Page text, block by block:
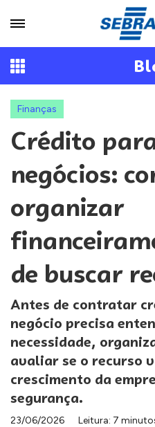
Finanças
Crédito
negócios:
organizar
de buscar
Antes de contratar
negócio precisa
necessidade,
avaliar se o recurso
crescimento da
segurança.
23/06/2026 Leitura: 7